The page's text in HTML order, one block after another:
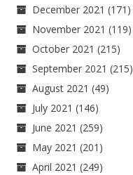
December 2021 (171)
November 2021 (119)
October 2021 (215)
September 2021 (215)
August 2021 (49)
July 2021 (146)
June 2021 (259)
May 2021 (201)
April 2021 (249)